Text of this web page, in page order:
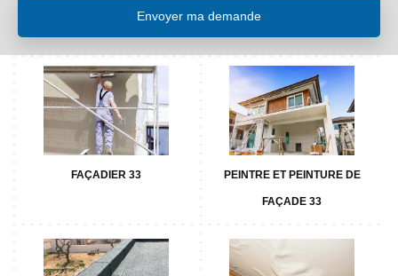
FAÇADIER 33 PEINTRE ET PEINTURE DE
FAÇADE 33